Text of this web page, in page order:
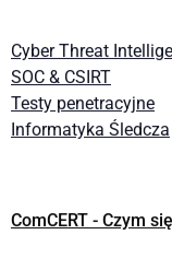
Cyber Threat
SOC & CSIRT
Testy penetracyjne
Informatyka Śledcza
ComCERT - Czym